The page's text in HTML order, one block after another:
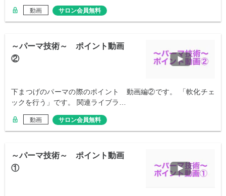
動画 サロン会員無料
～パーマ技術～ ポイント動画
②
下まつげのパーマの際のポイント 動画編②です。 「軟化チェ
ックを行う」です。 関連ライブラ…
動画 サロン会員無料
～パーマ技術～ ポイント動画
①